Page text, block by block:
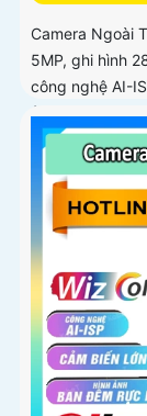
Camera Ngoài
5MP, ghi hình
công nghệ AI-
ảnh vượt trội